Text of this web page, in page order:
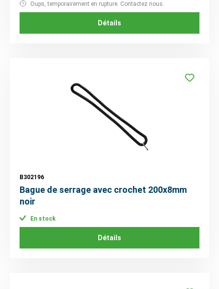
Oups, temporairement en rupture. Contactez nous.
Détails
B302196
Bague de serrage avec crochet 200x8mm
noir
En stock
Détails